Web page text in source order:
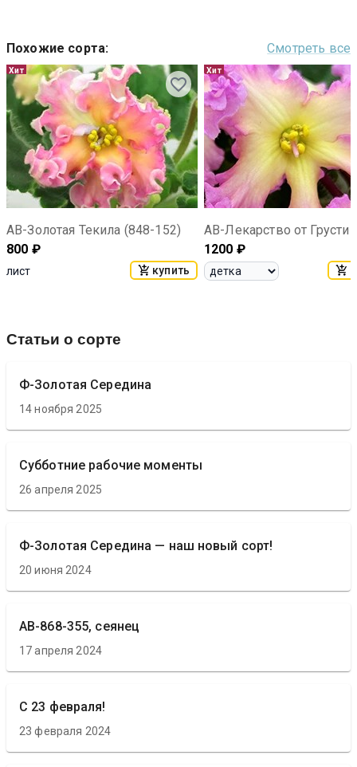
Похожие сорта: Смотреть все
Хит
АВ-Золотая Текила (848-152)
800 ₽
лист купить
Хит
1200 ₽
Статьи о сорте
Ф-Золотая Середина
14 ноября 2025
Субботние рабочие моменты
26 апреля 2025
Ф-Золотая Середина — наш новый сорт!
20 июня 2024
АВ-868-355, сеянец
17 апреля 2024
С 23 февраля!
23 февраля 2024